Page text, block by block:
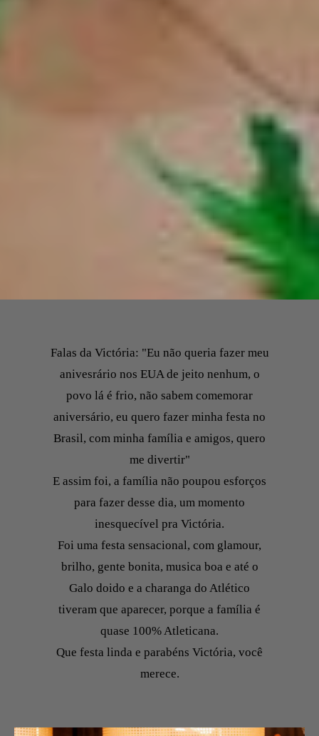
Falas da Victória: "Eu não queria fazer meu
anivesrário nos EUA de jeito nenhum, o
povo lá é frio, não sabem comemorar
aniversário, eu quero fazer minha festa no
Brasil, com minha família e amigos, quero
me divertir"
E assim foi, a família não poupou esforços
para fazer desse dia, um momento
inesquecível pra Victória.
Foi uma festa sensacional, com glamour,
brilho, gente bonita, musica boa e até o
Galo doido e a charanga do Atlético
tiveram que aparecer, porque a família é
quase 100% Atleticana.
Que festa linda e parabéns Victória, você
merece.